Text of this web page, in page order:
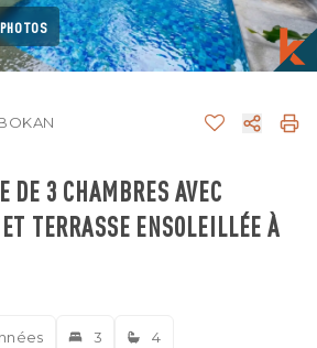
DE 3 CHAMBRES AVEC
TERRASSE ENSOLEILLÉE À
3 4